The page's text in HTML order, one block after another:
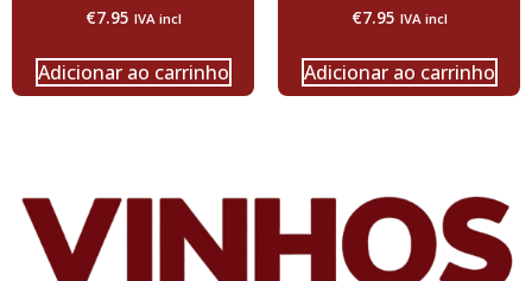
€7.95 IVA incl
Adicionar ao carrinho
€7.95 IVA incl
Adicionar ao carrinho